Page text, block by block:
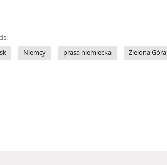
Niemcy prasa niemiecka Zielona Góra